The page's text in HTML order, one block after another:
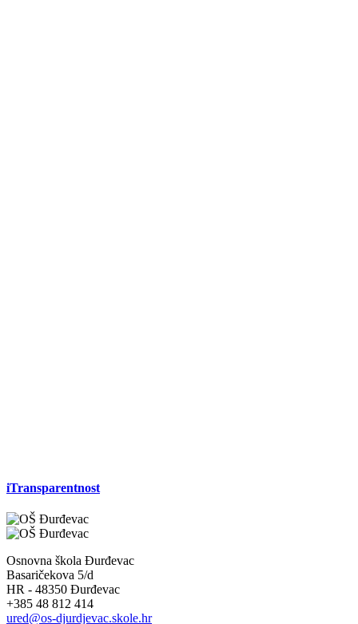
iTransparentnost
Osnovna škola Đurđevac
Basaričekova 5/d
HR - 48350 Đurđevac
+385 48 812 414
ured@os-djurdjevac.skole.hr